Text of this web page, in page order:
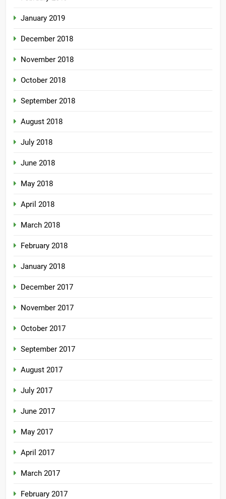
January 2019
December 2018
November 2018
October 2018
September 2018
August 2018
July 2018
June 2018
May 2018
April 2018
March 2018
February 2018
January 2018
December 2017
November 2017
October 2017
September 2017
August 2017
July 2017
June 2017
May 2017
April 2017
March 2017
February 2017